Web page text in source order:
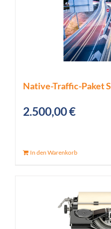
Native-Traffic-Paket S
2.500,00€
In den Warenkorb